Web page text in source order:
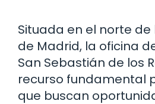
Situada en el norte
de Madrid, la oficina
San Sebastián de los
recurso fundamental
que buscan